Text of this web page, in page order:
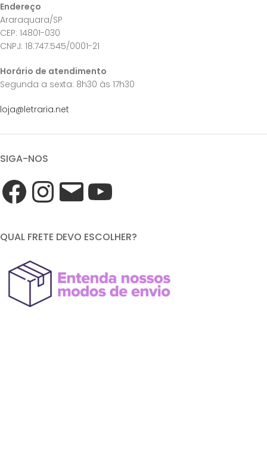
Endereço
Araraquara/SP
CEP: 14801-030
CNPJ: 18.747.545/0001-21
Horário de atendimento
Segunda a sexta: 8h30 às 17h30
loja@letraria.net
SIGA-NOS
QUAL FRETE DEVO ESCOLHER?